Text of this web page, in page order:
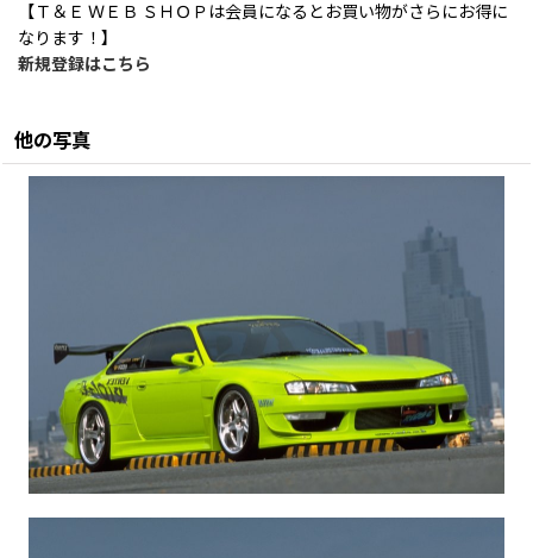
【Ｔ＆Ｅ ＷＥＢ ＳＨＯＰは会員になるとお買い物がさらにお得に
なります！】
新規登録はこちら
他の写真